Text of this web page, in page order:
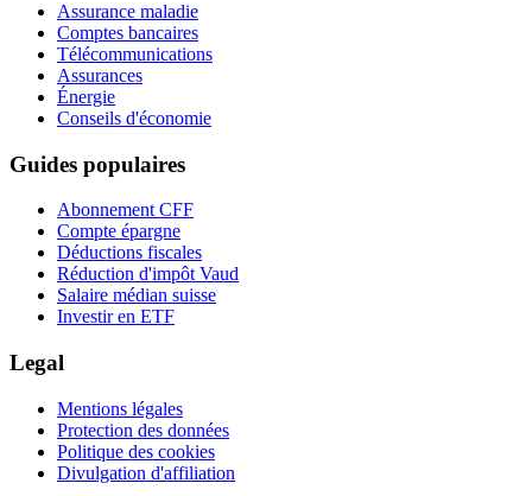
Assurance maladie
Comptes bancaires
Télécommunications
Assurances
Énergie
Conseils d'économie
Guides populaires
Abonnement CFF
Compte épargne
Déductions fiscales
Réduction d'impôt Vaud
Salaire médian suisse
Investir en ETF
Legal
Mentions légales
Protection des données
Politique des cookies
Divulgation d'affiliation